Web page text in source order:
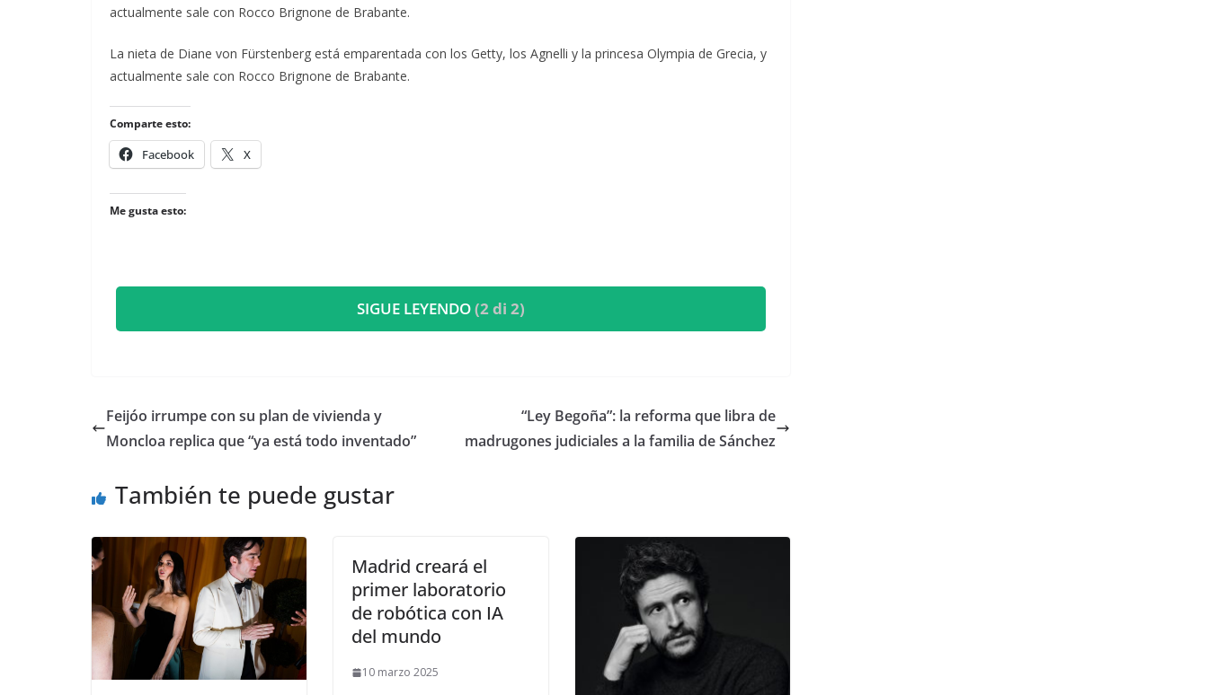
actualmente sale con Rocco Brignone de Brabante.
​La nieta de Diane von Fürstenberg está emparentada con los Getty, los Agnelli y la princesa Olympia de Grecia, y
actualmente sale con Rocco Brignone de Brabante.
Comparte esto:
Facebook X
Me gusta esto:
SIGUE LEYENDO(2 di 2)
Feijóo irrumpe con su plan de vivienda y
Moncloa replica que “ya está todo inventado”
“Ley Begoña”: la reforma que libra de
madrugones judiciales a la familia de Sánchez
También te puede gustar
Madrid creará el
primer laboratorio
de robótica con IA
del mundo
10 marzo 2025